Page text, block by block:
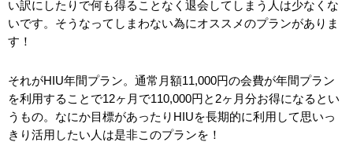
い訳にしたりで何も得ることなく退会してしまう人は少なくな
いです。そうなってしまわない為にオススメのプランがありま
す！
それがHIU年間プラン。通常月額11,000円の会費が年間プラン
を利用することで12ヶ月で110,000円と2ヶ月分お得になるとい
うもの。なにか目標があったりHIUを長期的に利用して思いっ
きり活用したい人は是非このプランを！